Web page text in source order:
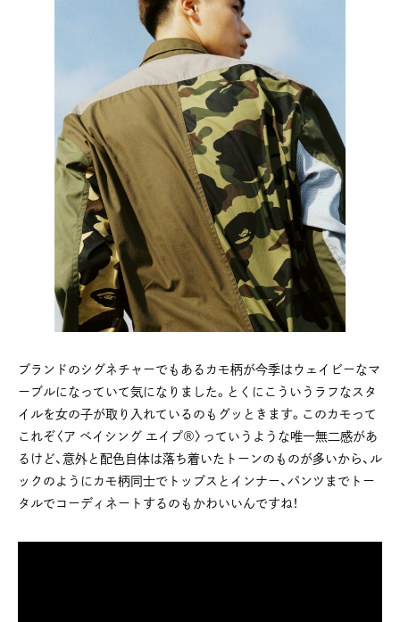
ブランドのシグネチャーでもあるカモ柄が今季はウェイビーなマ
ーブルになっていて気になりました。とくにこういうラフなスタ
イルを女の子が取り入れているのもグッときます。このカモって
これぞ〈ア ベイシング エイプ®〉っていうような唯一無二感があ
るけど、意外と配色自体は落ち着いたトーンのものが多いから、ル
ックのようにカモ柄同士でトップスとインナー、パンツまでトー
タルでコーディネートするのもかわいいんですね！